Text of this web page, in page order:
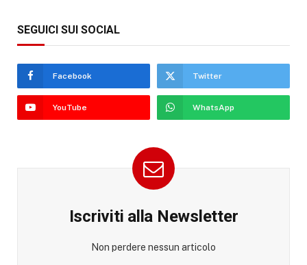
SEGUICI SUI SOCIAL
Facebook Twitter
YouTube WhatsApp
Iscriviti alla Newsletter
Non perdere nessun articolo